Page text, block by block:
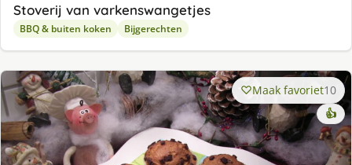
Stoverij van varkenswangetjes
BBQ & buiten koken Bijgerechten
Maak favoriet10
👍